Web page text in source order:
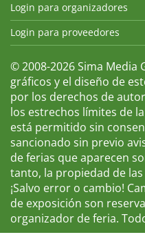
Login para organizadores
Login para proveedores
© 2008-2026 Sima Media
gráficos y el diseño de
por los derechos de
los estrechos límites de
está permitido sin
sancionado sin previo
de ferias que aparecen
tanto, la propiedad de
¡Salvo error o cambio!
de exposición son
organizador de feria.